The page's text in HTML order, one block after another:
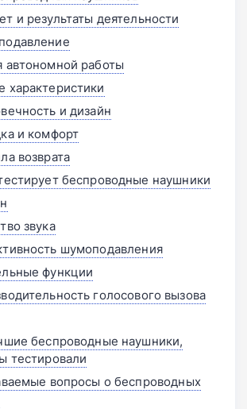
и результаты деятельности
автономной работы
характеристики
и дизайн
и комфорт
возврата
беспроводные наушники
звука
шумоподавления
функции
голосового вызова
беспроводные наушники,
тестировали
вопросы о беспроводных